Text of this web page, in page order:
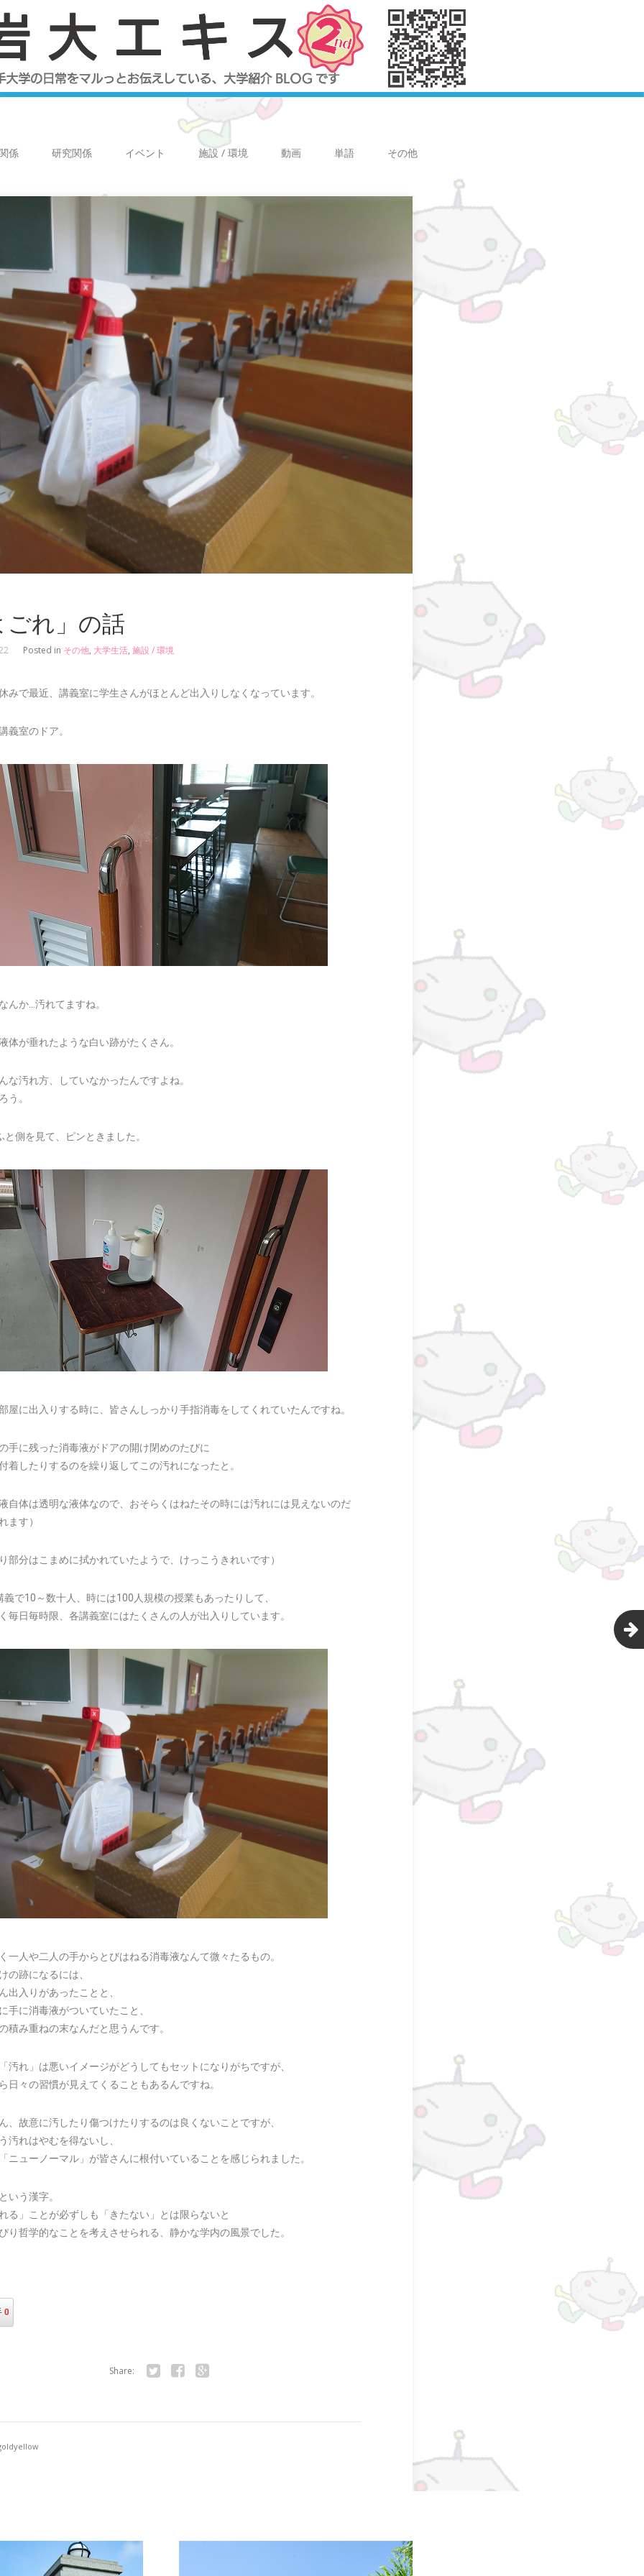
係 研究関係 イベント 施設 / 環境 動画 単語 その他
ごれ」の話
Posted in その他, 大学生活, 施設 / 環境
みで最近、講義室に学生さんがほとんど出入りしなくなっています。
義室のドア。
んか…汚れてますね。
体が垂れたような白い跡がたくさん。
な汚れ方、していなかったんですよね。
う。
と側を見て、ピンときました。
屋に出入りする時に、皆さんしっかり手指消毒をしてくれていたんですね。
手に残った消毒液がドアの開け閉めのたびに
着したりするのを繰り返してこの汚れになったと。
自体は透明な液体なので、おそらくはねたその時には汚れには見えないのだ
ます）
部分はこまめに拭かれていたようで、けっこうきれいです）
義で10～数十人、時には100人規模の授業もあったりして、
毎日毎時限、各講義室にはたくさんの人が出入りしています。
一人や二人の手からとびはねる消毒液なんて微々たるもの。
の跡になるには、
出入りがあったことと、
手に消毒液がついていたこと、
積み重ねの末なんだと思うんです。
汚れ」は悪いイメージがどうしてもセットになりがちですが、
日々の習慣が見えてくることもあるんですね。
、故意に汚したり傷つけたりするのは良くないことですが、
汚れはやむを得ないし、
ニューノーマル」が皆さんに根付いていることを感じられました。
いう漢字。
る」ことが必ずしも「きたない」とは限らないと
り哲学的なことを考えさせられる、静かな学内の風景でした。
0
Share: